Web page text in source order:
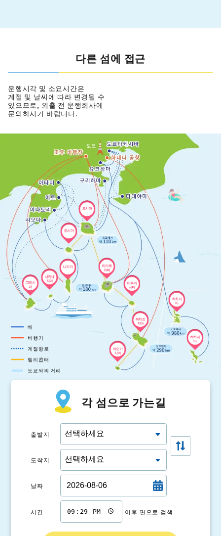
다른 섬에 접근
운행시각 및 소요시간은
계절 및 날씨에 따라 변경될 수
있으므로, 외출 전 운행회사에
문의하시기 바랍니다.
오시마
도시마
니지마
시키네
지마
고즈시
마
미야케
지마
미쿠라
시마
하치조
지마
아오가
시마
치치지
마
하하지
마
각 섬으로 가는길
출발지
도착지
날짜
시간 이후 편으로 검색
배
비행기
계절항로
헬리콥터
도쿄와의 거리